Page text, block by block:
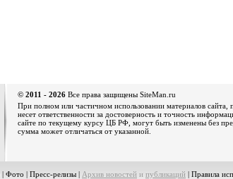
© 2011 - 2026 Все права защищены SiteMan.ru
При полном или частичном использовании материалов сайта,
несет ответственности за достоверность и точность
сайте по текущему курсу ЦБ РФ, могут быть изменены без
сумма может отличаться от указанной.
| Фото | Пресс-релизы | Архив новостей и публикаций | Правила